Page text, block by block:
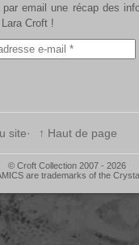
par email une récap des
Croft !
site ↑ Haut de page
© Croft Collection 2007 - 2026
are trademarks of the